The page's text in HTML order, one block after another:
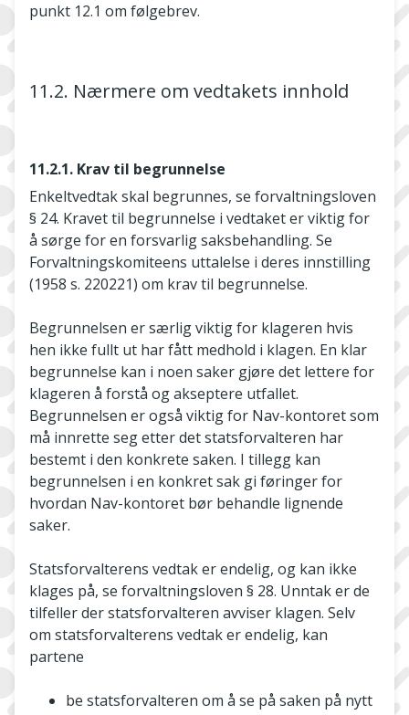
punkt 12.1 om følgebrev.
11.2. Nærmere om vedtakets innhold
11.2.1. Krav til begrunnelse
Enkeltvedtak skal begrunnes, se forvaltningsloven
§ 24. Kravet til begrunnelse i vedtaket er viktig for
å sørge for en forsvarlig saksbehandling. Se
Forvaltningskomiteens uttalelse i deres innstilling
(1958 s. 220­221) om krav til begrunnelse.
Begrunnelsen er særlig viktig for klageren hvis
hen ikke fullt ut har fått medhold i klagen. En klar
begrunnelse kan i noen saker gjøre det lettere for
klageren å forstå og akseptere utfallet.
Begrunnelsen er også viktig for Nav-­kontoret som
må innrette seg etter det statsforvalteren har
bestemt i den konkrete saken. I tillegg kan
begrunnelsen i en konkret sak gi føringer for
hvordan Nav-kontoret bør behandle lignende
saker.
Statsforvalterens vedtak er endelig, og kan ikke
klages på, se forvaltningsloven § 28. Unntak er de
tilfeller der statsforvalteren avviser klagen. Selv
om statsforvalterens vedtak er endelig, kan
partene
be statsforvalteren om å se på saken på nytt